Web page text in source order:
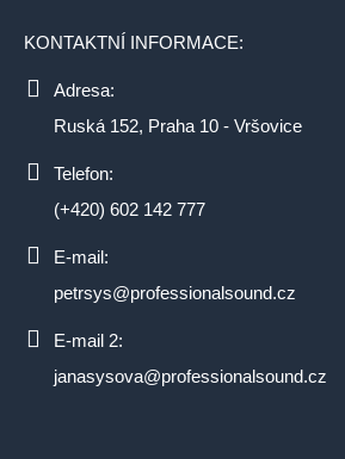
KONTAKTNÍ INFORMACE:
Adresa:
Ruská 152, Praha 10 - Vršovice
Telefon:
(+420) 602 142 777
E-mail:
petrsys@professionalsound.cz
E-mail 2:
janasysova@professionalsound.cz